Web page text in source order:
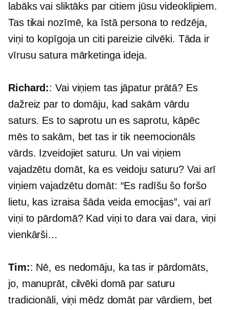
labāks vai sliktāks par citiem jūsu videoklipiem.
Tas tikai nozīmē, ka īstā persona to redzēja,
viņi to kopīgoja un citi pareizie cilvēki. Tāda ir
vīrusu satura mārketinga ideja.
Richard:: Vai viņiem tas jāpatur prātā? Es
dažreiz par to domāju, kad sakām vārdu
saturs. Es to saprotu un es saprotu, kāpēc
mēs to sakām, bet tas ir tik neemocionāls
vārds. Izveidojiet saturu. Un vai viņiem
vajadzētu domāt, ka es veidoju saturu? Vai arī
viņiem vajadzētu domāt: “Es radīšu šo foršo
lietu, kas izraisa šāda veida emocijas”, vai arī
viņi to pārdomā? Kad viņi to dara vai dara, viņi
vienkārši…
Tim:: Nē, es nedomāju, ka tas ir pārdomāts,
jo, manuprāt, cilvēki domā par saturu
tradicionāli, viņi mēdz domāt par vārdiem, bet